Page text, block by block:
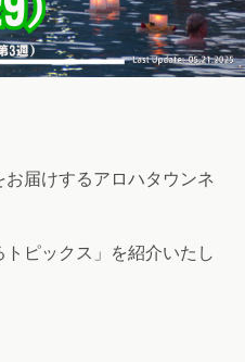
届けするアロハタウンネ
ピックス」を紹介いたし